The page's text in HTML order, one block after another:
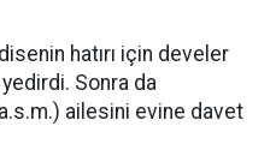
hatırı için develer
Sonra da
ailesini evine davet